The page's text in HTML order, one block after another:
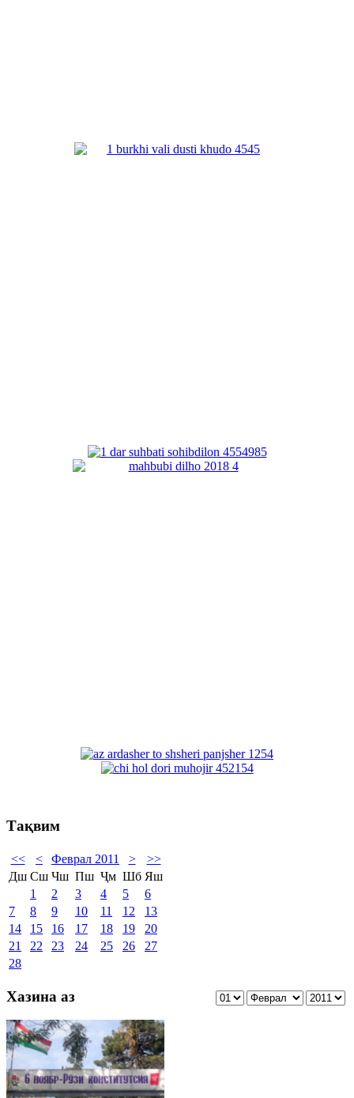
Тақвим
<< < Феврал 2011 >
>>
Дш Сш Чш Пш Ҷм Шб Яш
1
2 3 4 5
6
7
8 9 10 11 12
13
14
15 16 17 18 19
20
21
22 23 24 25 26
27
28
Хазина аз